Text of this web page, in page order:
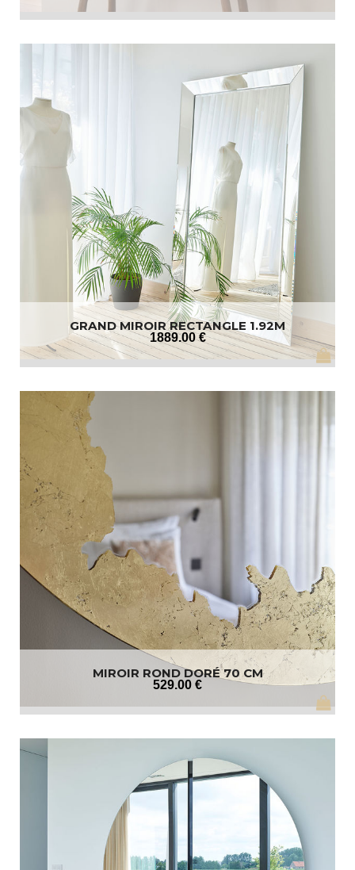
GRAND MIROIR RECTANGLE 1.92M
1889.00 €
MIROIR ROND DORÉ 70 CM
529.00 €